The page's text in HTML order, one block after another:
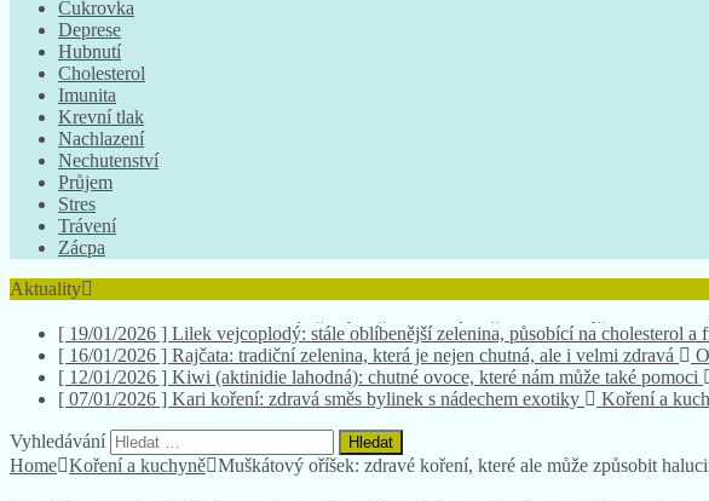
Cukrovka
Deprese
Hubnutí
Cholesterol
Imunita
Krevní tlak
Nachlazení
Nechutenství
Průjem
Stres
Trávení
Zácpa
Aktuality
[ 19/01/2026 ] Lilek vejcoplodý: stále oblíbenější zelenina, působící na cholesterol a
[ 16/01/2026 ] Rajčata: tradiční zelenina, která je nejen chutná, ale i velmi zdravá
[ 12/01/2026 ] Kiwi (aktinidie lahodná): chutné ovoce, které nám může také pomoci
[ 07/01/2026 ] Kari koření: zdravá směs bylinek s nádechem exotiky
Koření a
Vyhledávání